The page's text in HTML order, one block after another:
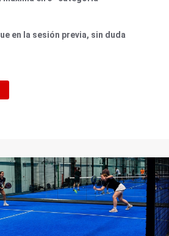
en la sesión previa, sin duda